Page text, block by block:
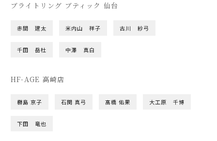
ブライトリング ブティック 仙台
赤間 建太 米内山 祥子 古川 紗弓
千田 岳杜 中澤 真白
HF-AGE 高崎店
橳島 京子 石関 真弓 髙橋 佑果 大工原 千博
下田 竜也